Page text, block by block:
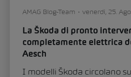
AMAG Blog-Team venerdì, 25.
La Škoda di pronto
completamente elettrica
Aesch
I modelli Škoda circolano